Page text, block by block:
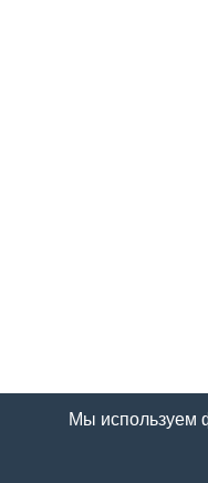
Мы используем